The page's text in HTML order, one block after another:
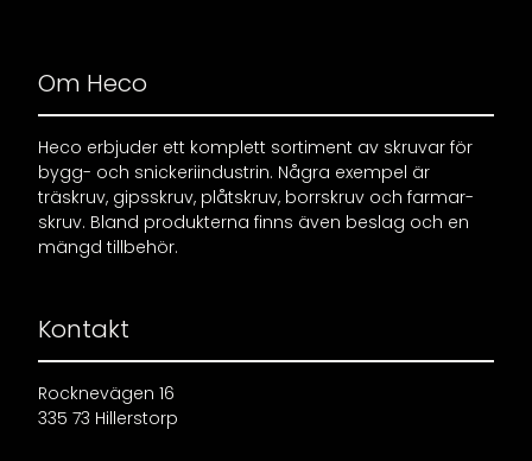
Om Heco
Heco erbjuder ett komplett sortiment av skruvar för
bygg- och snickeriindustrin. Några exempel är
träskruv, gipsskruv, plåtskruv, borrskruv och farmar-
skruv. Bland produkterna finns även beslag och en
mängd tillbehör.
Kontakt
Rocknevägen 16
335 73 Hillerstorp